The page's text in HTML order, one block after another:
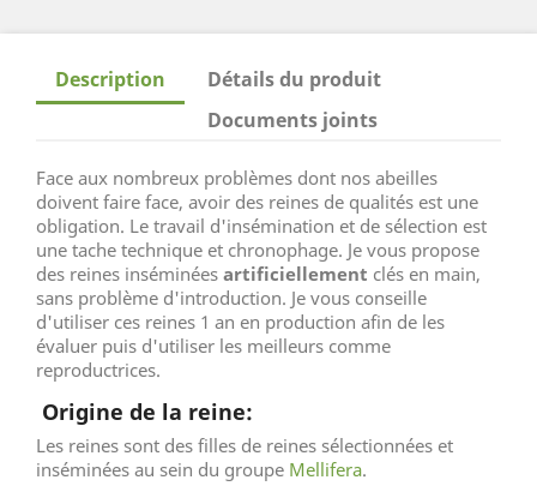
Description
Détails du produit
Documents joints
Face aux nombreux problèmes dont nos abeilles
doivent faire face, avoir des reines de qualités est une
obligation. Le travail d'insémination et de sélection est
une tache technique et chronophage. Je vous propose
des reines inséminées artificiellement clés en main,
sans problème d'introduction. Je vous conseille
d'utiliser ces reines 1 an en production afin de les
évaluer puis d'utiliser les meilleurs comme
reproductrices.
Origine de la reine:
Les reines sont des filles de reines sélectionnées et
inséminées au sein du groupe Mellifera.